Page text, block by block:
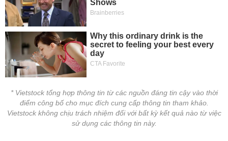
* Vietstock tổng hợp thông tin từ các nguồn đáng tin cậy vào thời
điểm công bố cho mục đích cung cấp thông tin tham khảo.
Vietstock không chịu trách nhiệm đối với bất kỳ kết quả nào từ việc
sử dụng các thông tin này.